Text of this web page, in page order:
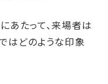
あたって、来場者は
はどのような印象